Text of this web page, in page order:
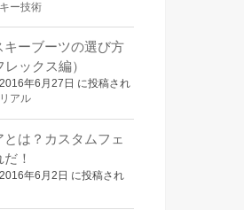
ー技術
キーブーツの選び方
ックス編）
2016年6月27日 に投稿され
アル
とは？カスタムフェ
！
2016年6月2日 に投稿され